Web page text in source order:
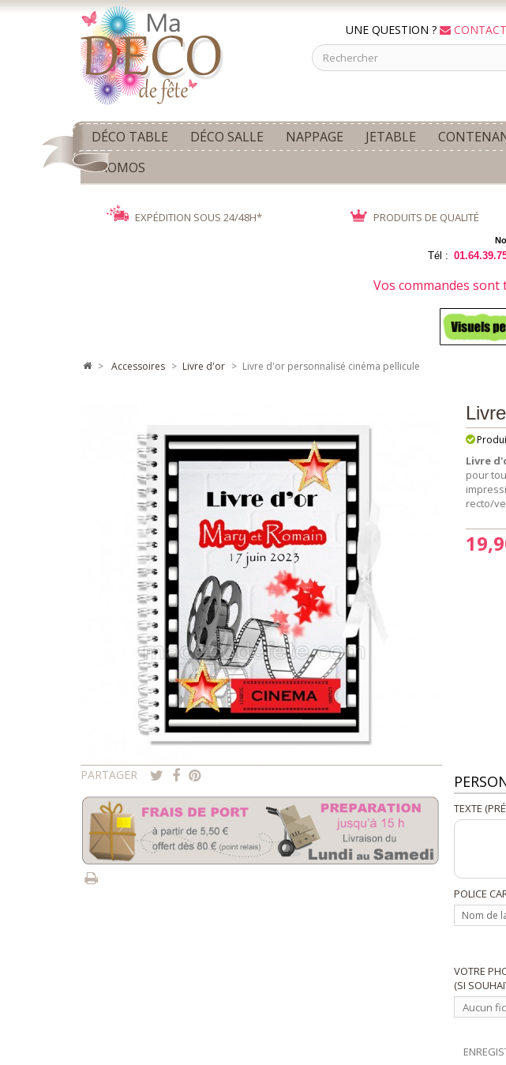
UNE QUESTION ?
DÉCO TABLE DÉCO SALLE NAPPAGE JETABLE
PROMOS
EXPÉDITION SOUS 24/48H* PRODUITS DE QUALITÉ
Tél :
Vos commandes
> accessoires > livre d'or > Livre d'or personnalisé cinéma pellicule
PARTAGER
Livre
pour
recto/
TEXTE
POLICE
Nom de
VOTRE
(SI
Aucun